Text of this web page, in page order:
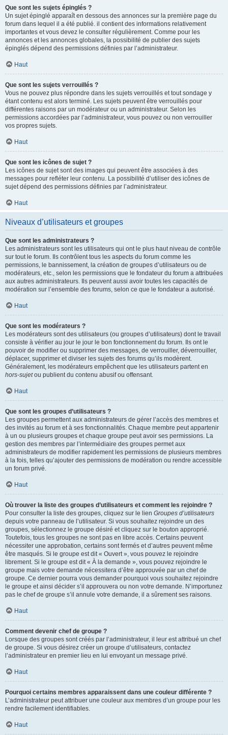
Que sont les sujets épinglés ?
Un sujet épinglé apparaît en dessous des annonces sur la première page du
forum dans lequel il a été publié. il contient des informations relativement
importantes et vous devez le consulter régulièrement. Comme pour les
annonces et les annonces globales, la possibilité de publier des sujets
épinglés dépend des permissions définies par l’administrateur.
Haut
Que sont les sujets verrouillés ?
Vous ne pouvez plus répondre dans les sujets verrouillés et tout sondage y
étant contenu est alors terminé. Les sujets peuvent être verrouillés pour
différentes raisons par un modérateur ou un administrateur. Selon les
permissions accordées par l’administrateur, vous pouvez ou non verrouiller
vos propres sujets.
Haut
Que sont les icônes de sujet ?
Les icônes de sujet sont des images qui peuvent être associées à des
messages pour refléter leur contenu. La possibilité d’utiliser des icônes de
sujet dépend des permissions définies par l’administrateur.
Haut
Niveaux d’utilisateurs et groupes
Que sont les administrateurs ?
Les administrateurs sont les utilisateurs qui ont le plus haut niveau de contrôle
sur tout le forum. Ils contrôlent tous les aspects du forum comme les
permissions, le bannissement, la création de groupes d’utilisateurs ou de
modérateurs, etc., selon les permissions que le fondateur du forum a attribuées
aux autres administrateurs. Ils peuvent aussi avoir toutes les capacités de
modération sur l’ensemble des forums, selon ce que le fondateur a autorisé.
Haut
Que sont les modérateurs ?
Les modérateurs sont des utilisateurs (ou groupes d’utilisateurs) dont le travail
consiste à vérifier au jour le jour le bon fonctionnement du forum. Ils ont le
pouvoir de modifier ou supprimer des messages, de verrouiller, déverrouiller,
déplacer, supprimer et diviser les sujets des forums qu’ils modèrent.
Généralement, les modérateurs empêchent que les utilisateurs partent en
hors-sujetou publient du contenu abusif ou offensant.
Haut
Que sont les groupes d’utilisateurs ?
Les groupes permettent aux administrateurs de gérer l’accès des membres et
des invités au forum et à ses fonctionnalités. Chaque membre peut appartenir
à un ou plusieurs groupes et chaque groupe peut avoir ses permissions. La
gestion des membres par l’intermédiaire des groupes permet aux
administrateurs de modifier rapidement les permissions de plusieurs membres
à la fois, telles qu’ajouter des permissions de modération ou rendre accessible
un forum privé.
Haut
Où trouver la liste des groupes d’utilisateurs et comment les rejoindre ?
Pour consulter la liste des groupes, cliquez sur le lien Groupes d’utilisateurs
depuis votre panneau de l’utilisateur. Si vous souhaitez rejoindre un des
groupes, sélectionnez le groupe désiré et cliquez sur le bouton approprié.
Toutefois, tous les groupes ne sont pas en libre accès. Certains peuvent
nécessiter une approbation, certains sont fermés et d’autres peuvent même
être masqués. Si le groupe est dit « Ouvert », vous pouvez le rejoindre
librement. Si le groupe est dit « À la demande », vous pouvez rejoindre le
groupe mais votre demande nécessitera d’être approuvée par un chef de
groupe. Ce dernier pourra vous demander pourquoi vous souhaitez rejoindre
le groupe et ainsi décider s’il approuvera ou non votre demande. N’importunez
pas le chef de groupe s’il annule votre demande, il a sûrement ses raisons.
Haut
Comment devenir chef de groupe ?
Lorsque des groupes sont créés par l’administrateur, il leur est attribué un chef
de groupe. Si vous désirez créer un groupe d’utilisateurs, contactez
l’administrateur en premier lieu en lui envoyant un message privé.
Haut
Pourquoi certains membres apparaissent dans une couleur différente ?
L’administrateur peut attribuer une couleur aux membres d’un groupe pour les
rendre facilement identifiables.
Haut